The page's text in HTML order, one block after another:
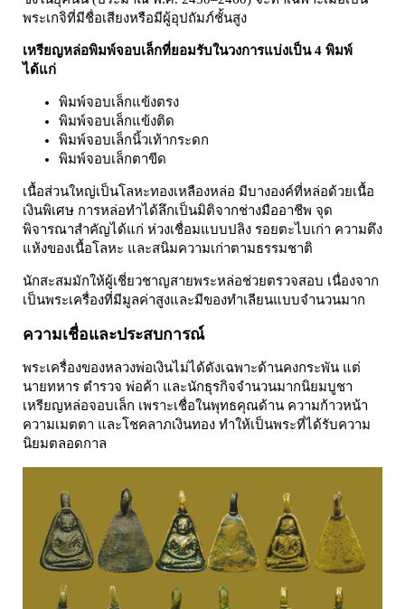
พระเกจิที่มีชื่อเสียงหรือมีผู้อุปถัมภ์ชั้นสูง
เหรียญหล่อพิมพ์จอบเล็กที่ยอมรับในวงการแบ่งเป็น 4 พิมพ์
ได้แก่
พิมพ์จอบเล็กแข้งตรง
พิมพ์จอบเล็กแข้งติด
พิมพ์จอบเล็กนิ้วเท้ากระดก
พิมพ์จอบเล็กตาขีด
เนื้อส่วนใหญ่เป็นโลหะทองเหลืองหล่อ มีบางองค์ที่หล่อด้วยเนื้อ
เงินพิเศษ การหล่อทำได้ลึกเป็นมิติจากช่างมืออาชีพ จุด
พิจารณาสำคัญได้แก่ ห่วงเชื่อมแบบปลิง รอยตะไบเก่า ความตึง
แห้งของเนื้อโลหะ และสนิมความเก่าตามธรรมชาติ
นักสะสมมักให้ผู้เชี่ยวชาญสายพระหล่อช่วยตรวจสอบ เนื่องจาก
เป็นพระเครื่องที่มีมูลค่าสูงและมีของทำเลียนแบบจำนวนมาก
ความเชื่อและประสบการณ์
พระเครื่องของหลวงพ่อเงินไม่ได้ดังเฉพาะด้านคงกระพัน แต่
นายทหาร ตำรวจ พ่อค้า และนักธุรกิจจำนวนมากนิยมบูชา
เหรียญหล่อจอบเล็ก เพราะเชื่อในพุทธคุณด้าน ความก้าวหน้า
ความเมตตา และโชคลาภเงินทอง ทำให้เป็นพระที่ได้รับความ
นิยมตลอดกาล